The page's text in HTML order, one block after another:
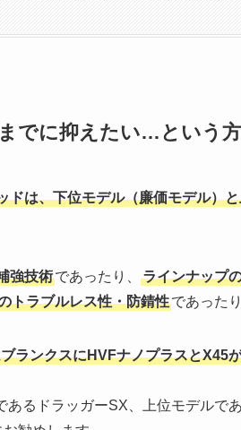
でに抑えたい…という
ドは、下位モデル（廉価モデル）
強技術であったり、 ラインナップ
トラブルレス性・防錆性であったり
ランクスにHVFナノプラスとX45
るドラッガーSX、上位モデルで